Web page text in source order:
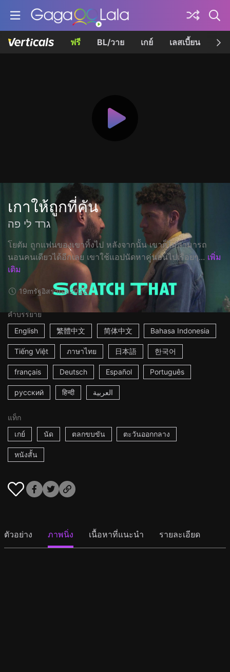
ฟรี BL/วาย เกย์ เลสเบี้ยน เค
เกาให้ถูกที่คัน
גרד לי פה
โยตัม ถูกแฟนของเขาทิ้งไป หลังจากนั้น เขาก็ไม่สามารถ
นอนคนเดียวได้อีกเลย เขาใช้แอปนัดหาคู่นอนไปเรื่อยๆ... เพิ่ม
เติม
19mรัฐอิสราเอล2022
คำบรรยาย
English
繁體中文 简体中文 Bahasa Indonesia
Tiếng Việt ภาษาไทย 日本語 한국어
français Deutsch Español Português
русский हिन्दी العربية
แท็ก
เกย์
นัด ตลกขบขัน ตะวันออกกลาง
หนังสั้น
ตัวอย่าง ภาพนิ่ง เนื้อหาที่แนะนำ รายละเอียด